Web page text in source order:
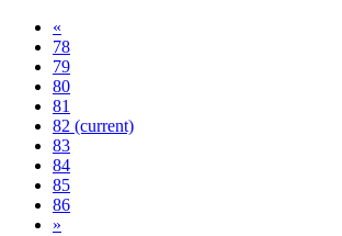
«
78
79
80
81
82 (current)
83
84
85
86
»